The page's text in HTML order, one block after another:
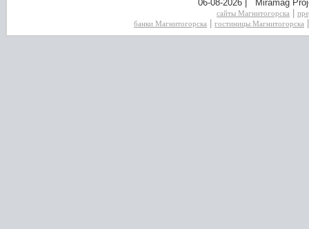
06-08-2026 | Miramag
сайты Магнитогорска
банки Магнитогорска
гостиницы Магнитогорска